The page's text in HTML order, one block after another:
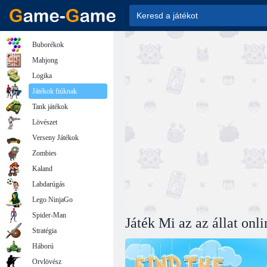
Játék Mi az az állat
Buborékok
Mahjong
Logika
Játékok fiúknak
Tank játékok
Lövészet
Verseny Játékok
Zombies
Kaland
Labdarúgás
Lego NinjaGo
Spider-Man
Stratégia
Háború
Orvlövész